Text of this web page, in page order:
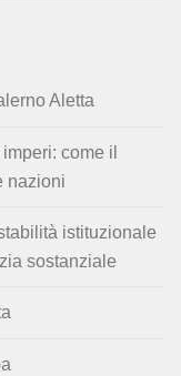
Aletta
come il
nazioni
istituzionale
sostanziale